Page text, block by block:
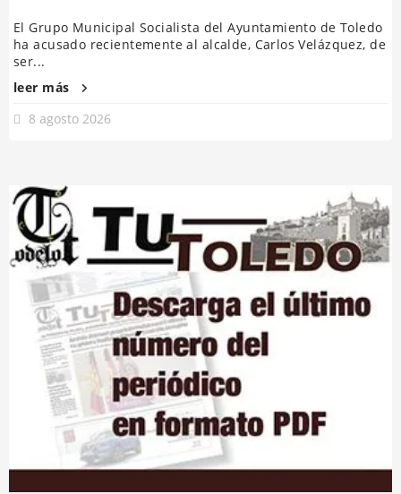
El Grupo Municipal Socialista del Ayuntamiento de Toledo
ha acusado recientemente al alcalde, Carlos Velázquez, de
ser...
leer más
8 agosto 2026